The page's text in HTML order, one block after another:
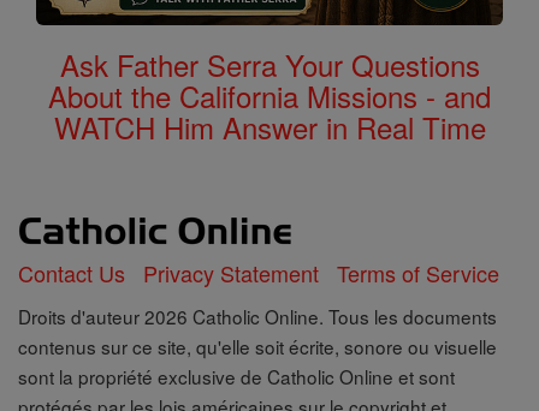
Ask Father Serra Your Questions
About the California Missions - and
WATCH Him Answer in Real Time
Contact Us Privacy Statement Terms of Service
Droits d'auteur 2026 Catholic Online. Tous les documents
contenus sur ce site, qu'elle soit écrite, sonore ou visuelle
sont la propriété exclusive de Catholic Online et sont